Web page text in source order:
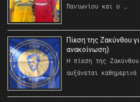
Πανιωνίου και ο …
Πίεση της Ζακύνθου
ανακοίνωση)
Η πίεση της
αυξάνεται